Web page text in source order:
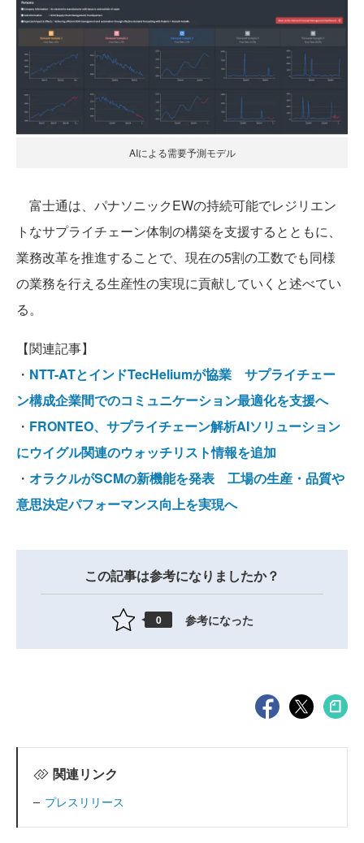
AIによる需要予測モデル
富士通は、パナソニックEWの持続可能でレジリエン
トなサプライチェーン体制の構築を支援するとともに、
業務改革を推進することで、現在の5割の工数でも同様
の業務を行える生産性の実現に貢献していくと述べてい
る。
【関連記事】
・ NTT-ATとインドTecHeliumが協業 サプライチェー
ン構成企業間でのコミュニケーション最適化を支援へ
・ FRONTEO、サプライチェーン解析AIソリューション
にウイグル関連のウォッチリスト情報を追加
・ オラクルがSCMの新機能を発表 工場の生産・品質や
意思決定パフォーマンス向上を実現へ
この記事は参考になりましたか？
0 参考になった
関連リンク
プレスリリース